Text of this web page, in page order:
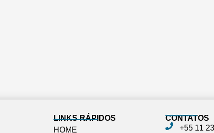
LINKS RÁPIDOS
HOME
+55 11
CONTATOS